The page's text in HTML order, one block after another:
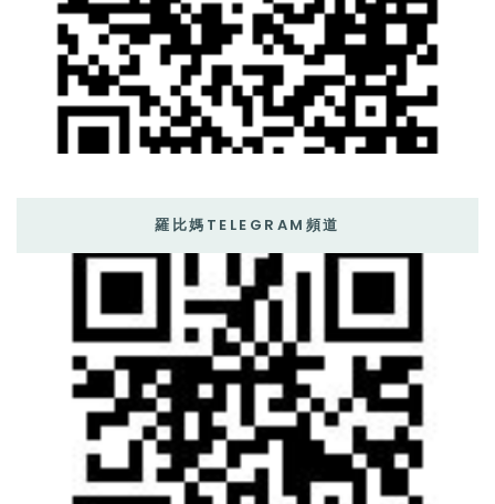
羅比媽TELEGRAM頻道